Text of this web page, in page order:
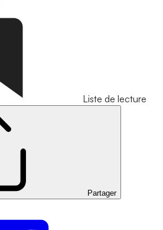
Liste de lecture
Partager